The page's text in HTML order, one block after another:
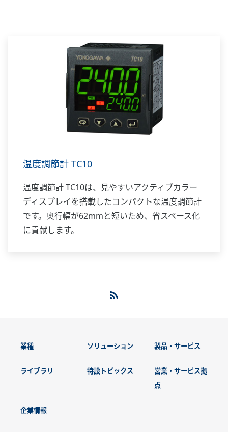
温度調節計 TC10
温度調節計 TC10は、見やすいアクティブカラー
ディスプレイを搭載したコンパクトな温度調節計
です。奥行幅が62mmと短いため、省スペース化
に貢献します。
業種 ソリューション 製品・サービス
ライブラリ 特設トピックス
営業・サービス拠
点
企業情報